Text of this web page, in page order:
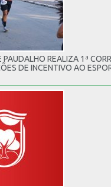
PAUDALHO REALIZA 1ª
DE INCENTIVO AO